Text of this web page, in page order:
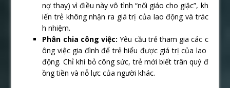
nợ thay) vì điều này vô tình “nối giáo cho giặc”, kh
iến trẻ không nhận ra giá trị của lao động và trác
h nhiệm.
Phân chia công việc: Yêu cầu trẻ tham gia các c
ông việc gia đình để trẻ hiểu được giá trị của lao
động. Chỉ khi bỏ công sức, trẻ mới biết trân quý đ
ồng tiền và nỗ lực của người khác.